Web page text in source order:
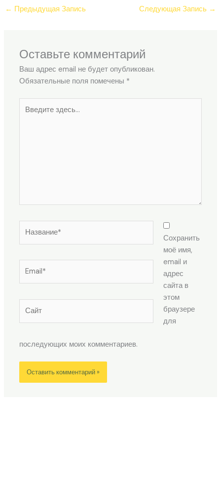
← Предыдущая Запись Следующая Запись →
Оставьте комментарий
Ваш адрес email не будет опубликован.
Обязательные поля помечены *
здесь...
Сохранить
моё имя,
email и
адрес
сайта в
этом
браузере
для
последующих моих комментариев.